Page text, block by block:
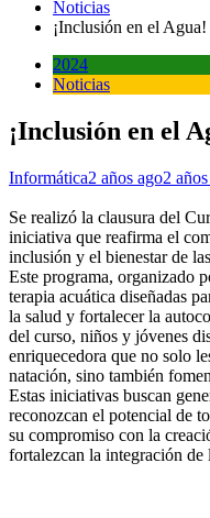
Noticias
¡Inclusión en el Agua!
2024
Noticias
¡Inclusión en el
Informática2 años ago2
Se realizó la clausura del
iniciativa que reafirma el
inclusión y el bienestar de
Este programa, organizado
terapia acuática diseñadas
la salud y fortalecer la
del curso, niños y jóvenes
enriquecedora que no solo
natación, sino también
Estas iniciativas buscan
reconozcan el potencial de
su compromiso con la
fortalezcan la integración